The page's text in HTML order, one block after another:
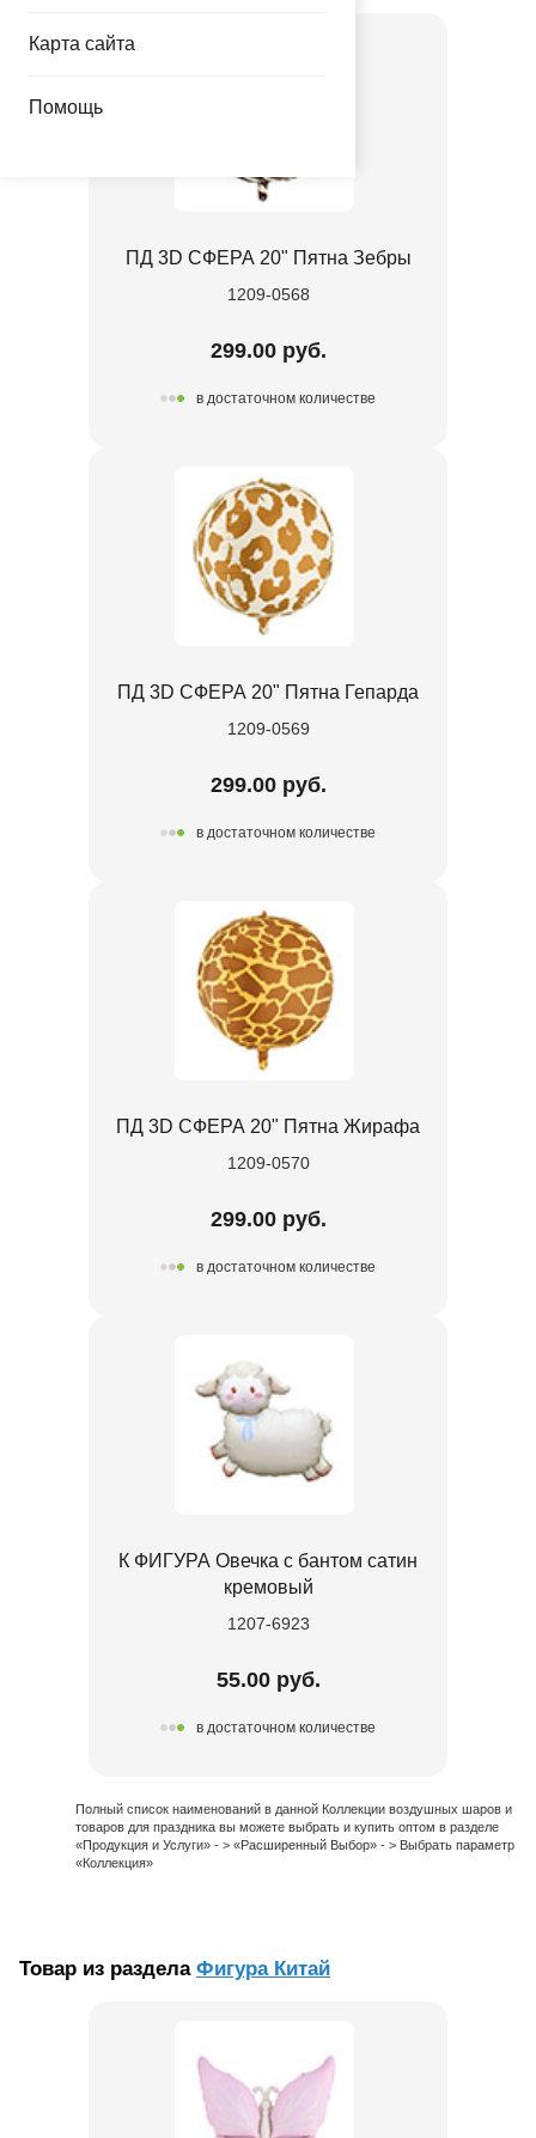
Карта сайта
Помощь
ПД 3D СФЕРА 20" Пятна Зебры
1209-0568
299.00 руб.
в достаточном количестве
ПД 3D СФЕРА 20" Пятна Гепарда
1209-0569
299.00 руб.
в достаточном количестве
ПД 3D СФЕРА 20" Пятна Жирафа
1209-0570
299.00 руб.
в достаточном количестве
К ФИГУРА Овечка с бантом сатин
кремовый
1207-6923
55.00 руб.
в достаточном количестве
Полный список наименований в данной Коллекции воздушных шаров и
товаров для праздника вы можете выбрать и купить оптом в разделе
«Продукция и Услуги» - > «Расширенный Выбор» - > Выбрать параметр
«Коллекция»
Товар из раздела Фигура Китай